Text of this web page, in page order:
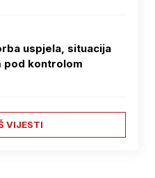
uspjela, situacija
pod kontrolom
VIJESTI